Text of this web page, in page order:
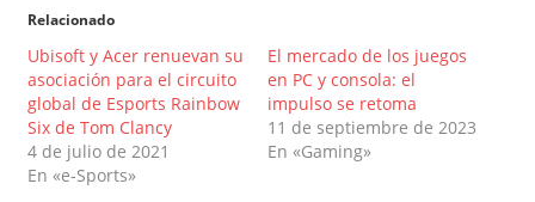
Relacionado
Ubisoft y Acer renuevan su
asociación para el circuito
global de Esports Rainbow
Six de Tom Clancy
4 de julio de 2021
En «e-Sports»
El mercado de los juegos
en PC y consola: el
impulso se retoma
11 de septiembre de 2023
En «Gaming»